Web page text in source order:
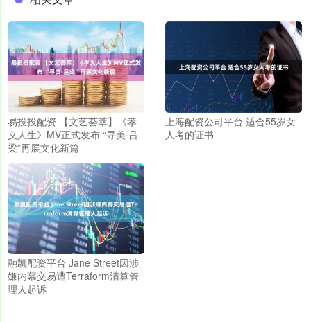
易投投配资 【文艺荟萃】《孝
义人生》MV正式发布 “寻美·吕
梁”再展文化新篇
上海配资公司平台 适合55岁女
人考的证书
融凯配资平台 Jane Street因涉
嫌内幕交易遭Terraform清算管
理人起诉